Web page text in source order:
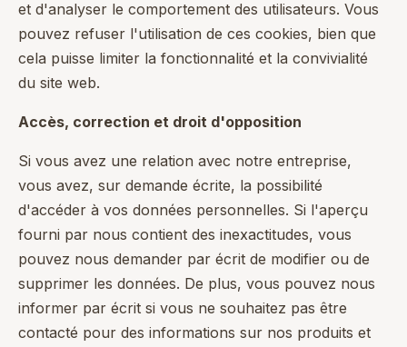
et d'analyser le comportement des utilisateurs. Vous
pouvez refuser l'utilisation de ces cookies, bien que
cela puisse limiter la fonctionnalité et la convivialité
du site web.
Accès, correction et droit d'opposition
Si vous avez une relation avec notre entreprise,
vous avez, sur demande écrite, la possibilité
d'accéder à vos données personnelles. Si l'aperçu
fourni par nous contient des inexactitudes, vous
pouvez nous demander par écrit de modifier ou de
supprimer les données. De plus, vous pouvez nous
informer par écrit si vous ne souhaitez pas être
contacté pour des informations sur nos produits et